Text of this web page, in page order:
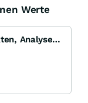
Werte
Ölpreis - Erdöl - Öl - Rohöl: Infos, Fakten, Analysen, Charts und Ausblick